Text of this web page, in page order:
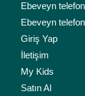
Ebeveyn
Ebeveyn
Giriş Yap
İletişim
My Kids
Satın Al